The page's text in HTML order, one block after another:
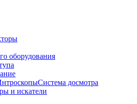
оборудования
Система досмотра
и искатели